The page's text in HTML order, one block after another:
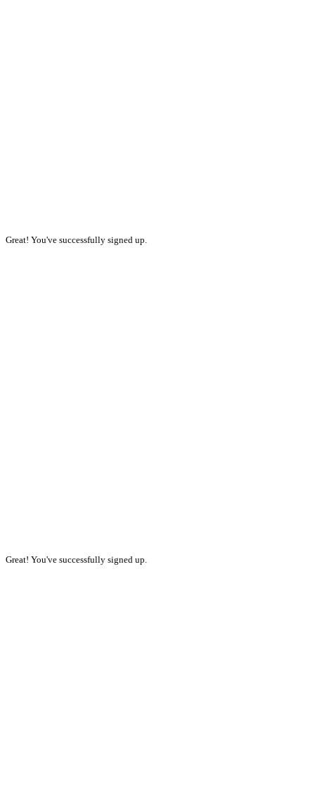
Great! You've successfully signed up.
Great! You've successfully signed up.